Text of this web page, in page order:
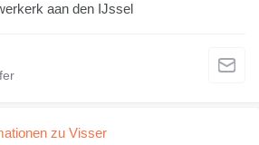
aan den IJssel
zu Visser